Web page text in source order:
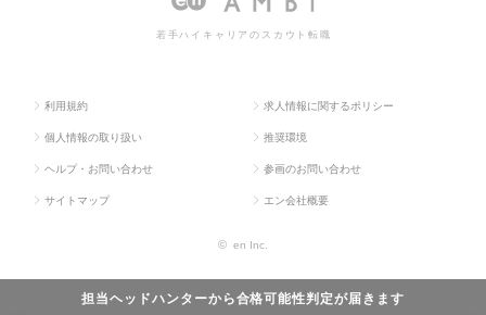
担当ヘッドハンターから合格可能性判定が届きます
若手ハイキャリアのスカウト転職
利用規約 求人情報に関するポリシー
個人情報の取り扱い 推奨環境
ヘルプ・お問い合わせ 参画のお問い合わせ
サイトマップ エン会社概要
© en Inc.